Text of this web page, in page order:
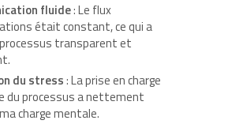
fluide: Le flux
était constant, ce qui a
transparent et
du stress: La prise en charge
du processus a nettement
charge mentale.